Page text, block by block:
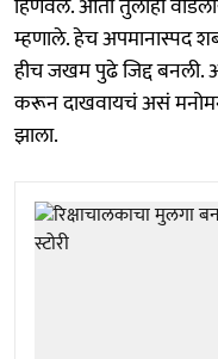
म्हणाले. हेच
हीच जखम पुढे जिद्द बनली.
करून दाखवायचं असं
झाला.